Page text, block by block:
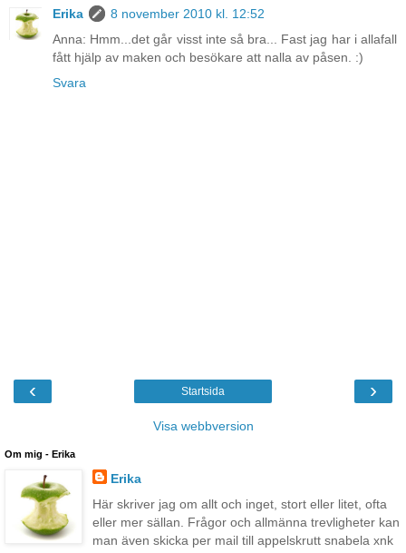
Erika
8 november 2010 kl. 12:52
Anna: Hmm...det går visst inte så bra... Fast jag har i allafall
fått hjälp av maken och besökare att nalla av påsen. :)
Svara
‹ ›
Startsida
Visa webbversion
Om mig - Erika
Erika
Här skriver jag om allt och inget, stort eller litet, ofta
eller mer sällan. Frågor och allmänna trevligheter kan
man även skicka per mail till appelskrutt snabela xnk